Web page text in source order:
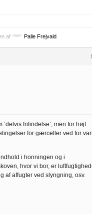
af Palle Frejvald
frifindelse’, men for højt
for gærceller ved for
i honningen og i
hvor vi bor, er
af affugter ved slyngning, osv.